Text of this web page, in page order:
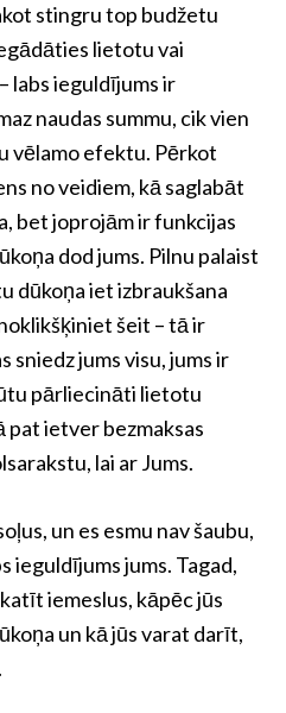
stingru top budžetu
lietotu vai
labs ieguldījums ir
naudas summu, cik vien
vēlamo efektu. Pērkot
no veidiem, kā saglabāt
bet joprojām ir funkcijas
dod jums. Pilnu palaist
dūkoņa iet izbraukšana
šeit – tā ir
sniedz jums visu, jums ir
pārliecināti lietotu
pat ietver bezmaksas
lai ar Jums.
un es esmu nav šaubu,
ieguldījums jums. Tagad,
iemeslus, kāpēc jūs
un kā jūs varat darīt,